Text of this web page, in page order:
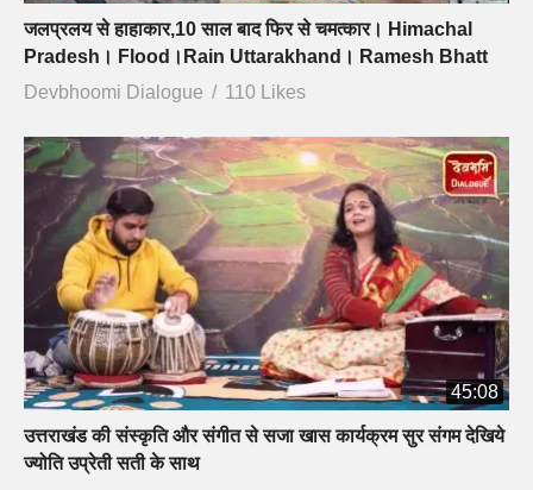
जलप्रलय से हाहाकार,10 साल बाद फिर से चमत्कार। Himachal
Pradesh। Flood।Rain Uttarakhand। Ramesh Bhatt
Devbhoomi Dialogue
110 Likes
45:08
उत्तराखंड की संस्कृति और संगीत से सजा खास कार्यक्रम सुर संगम देखिये
ज्योति उप्रेती सती के साथ